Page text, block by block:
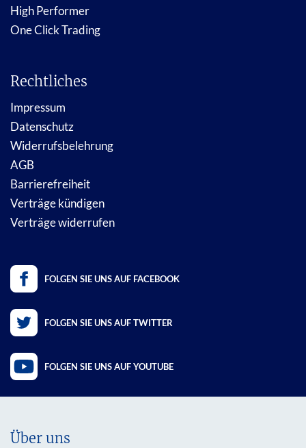
High Performer
One Click Trading
Rechtliches
Impressum
Datenschutz
Widerrufsbelehrung
AGB
Barrierefreiheit
Verträge kündigen
Verträge widerrufen
FOLGEN SIE UNS AUF FACEBOOK
FOLGEN SIE UNS AUF TWITTER
FOLGEN SIE UNS AUF YOUTUBE
Über uns